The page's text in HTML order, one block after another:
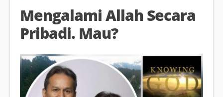
Mengalami Allah Secara
Pribadi. Mau?